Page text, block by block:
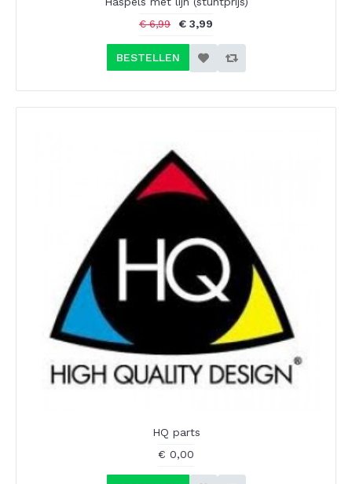
€ 6,99 € 3,99
BESTELLEN
HQ parts
€ 0,00